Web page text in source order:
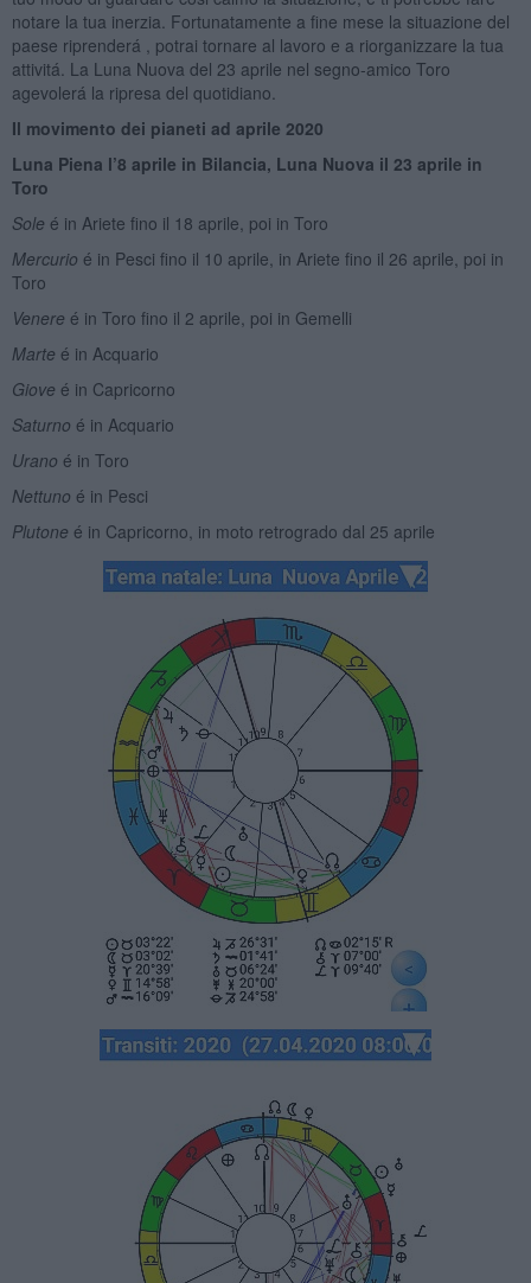
notare la tua inerzia. Fortunatamente a fine mese la situazione del
paese riprenderá , potrai tornare al lavoro e a riorganizzare la tua
attivitá. La Luna Nuova del 23 aprile nel segno-amico Toro
agevolerá la ripresa del quotidiano.
Il movimento dei pianeti ad aprile 2020
Luna Piena l’8 aprile in Bilancia, Luna Nuova il 23 aprile in
Toro
Sole é in Ariete fino il 18 aprile, poi in Toro
Mercurio é in Pesci fino il 10 aprile, in Ariete fino il 26 aprile, poi in
Toro
Venere é in Toro fino il 2 aprile, poi in Gemelli
Marte é in Acquario
Giove é in Capricorno
Saturno é in Acquario
Urano é in Toro
Nettuno é in Pesci
Plutone é in Capricorno, in moto retrogrado dal 25 aprile